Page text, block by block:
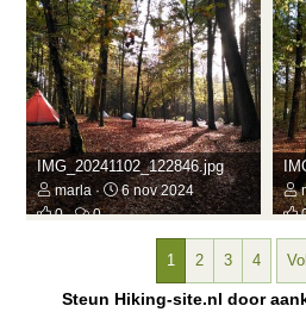
IMG_20241102_122846.jpg
marla
6 nov 2024
0
0
1 2 3 4
Steun Hiking-site.nl door